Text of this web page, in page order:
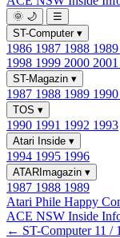
🌞 🌙
☰
ST-Computer ▾
1986 1987 1988 1989
1998 1999 2000 2001
ST-Magazin ▾
1987 1988 1989 1990
TOS ▾
1990 1991 1992 1993
Atari Inside ▾
1994 1995 1996
ATARImagazin ▾
1987 1988 1989
Atari Phile Happy
ACE NSW Inside
← ST-Computer 11 /